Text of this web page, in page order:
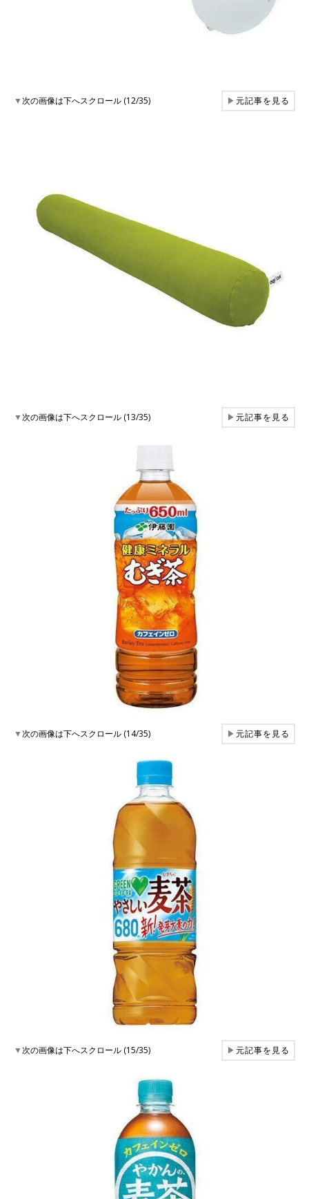
▼次の画像は下へスクロール (12/35) ▶元記事を見る
▼次の画像は下へスクロール (13/35) ▶元記事を見る
▼次の画像は下へスクロール (14/35) ▶元記事を見る
▼次の画像は下へスクロール (15/35) ▶元記事を見る